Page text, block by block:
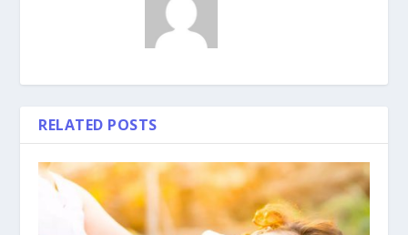
RELATED POSTS